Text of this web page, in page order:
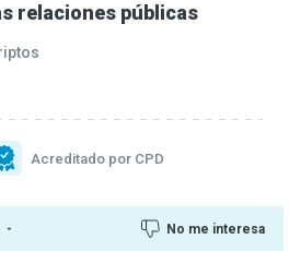
relaciones públicas
- No me interesa
Acreditado por CPD